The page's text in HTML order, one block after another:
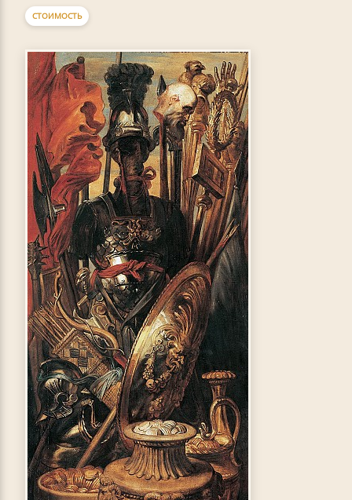
СТОИМОСТЬ